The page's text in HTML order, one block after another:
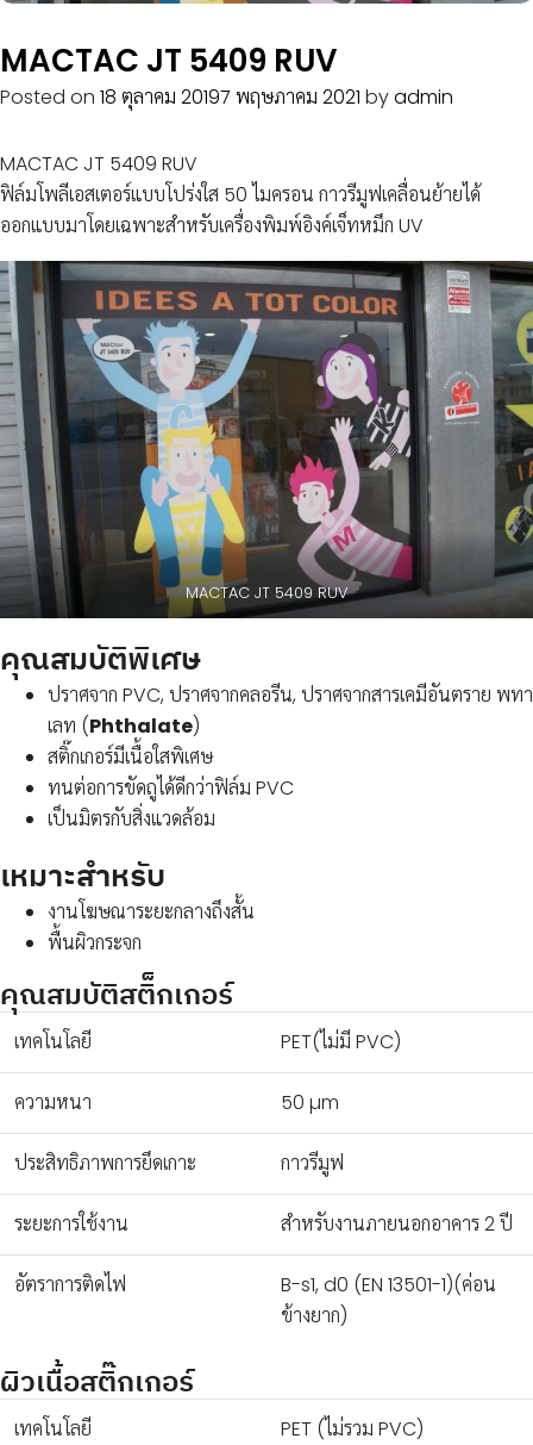
MACTAC JT 5409 RUV
Posted on 18 ตุลาคม 20197 พฤษภาคม 2021 byadmin
MACTAC JT 5409 RUV
ฟิล์มโพลีเอสเตอร์แบบโปร่งใส 50 ไมครอน กาวรีมูฟเคลื่อนย้ายได้
ออกแบบมาโดยเฉพาะสำหรับเครื่องพิมพ์อิงค์เจ็ทหมึก UV
MACTAC JT 5409 RUV
คุณสมบัติพิเศษ
ปราศจาก PVC, ปราศจากคลอรีน, ปราศจากสารเคมีอันตราย พทา
เลท (Phthalate)
สติ๊กเกอร์มีเนื้อใสพิเศษ
ทนต่อการขัดถูได้ดีกว่าฟิล์ม PVC
เป็นมิตรกับสิ่งแวดล้อม
เหมาะสำหรับ
งานโฆษณาระยะกลางถึงสั้น
พื้นผิวกระจก
คุณสมบัติสติ็กเกอร์
เทคโนโลยี PET(ไม่มี PVC)
ความหนา 50 µm
ประสิทธิภาพการยึดเกาะ กาวรีมูฟ
ระยะการใช้งาน สำหรับงานภายนอกอาคาร 2 ปี
อัตราการติดไฟ
B-s1, d0 (EN 13501-1)(ค่อน
ข้างยาก)
ผิวเนื้อสติ๊กเกอร์
เทคโนโลยี PET (ไม่รวม PVC)